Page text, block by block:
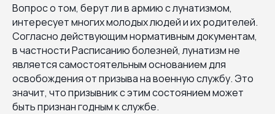
Вопрос о том, берут ли в армию с лунатизмом,
интересует многих молодых людей и их родителей.
Согласно действующим нормативным документам,
в частности Расписанию болезней, лунатизм не
является самостоятельным основанием для
освобождения от призыва на военную службу. Это
значит, что призывник с этим состоянием может
быть признан годным к службе.